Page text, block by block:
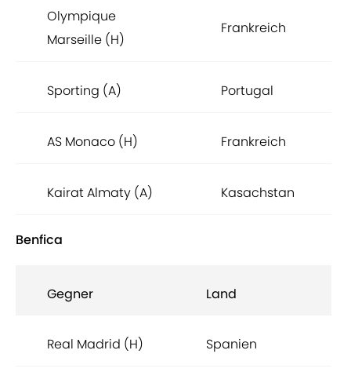
Olympique
Marseille (H)
Frankreich
Sporting (A) Portugal
AS Monaco (H) Frankreich
Kairat Almaty (A) Kasachstan
Benfica
Gegner Land
Real Madrid (H) Spanien